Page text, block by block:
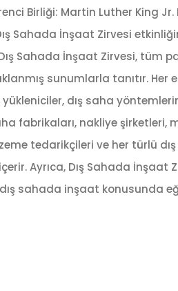
Birliği: Martin Luther King Jr.
Sahada İnşaat Zirvesi
Sahada İnşaat Zirvesi, tüm
sunumlarla tanıtır. Her
dış saha
fabrikaları, nakliye şirketleri,
tedarikçileri ve her türlü
Ayrıca, Dış Sahada İnşaat
sahada inşaat konusunda